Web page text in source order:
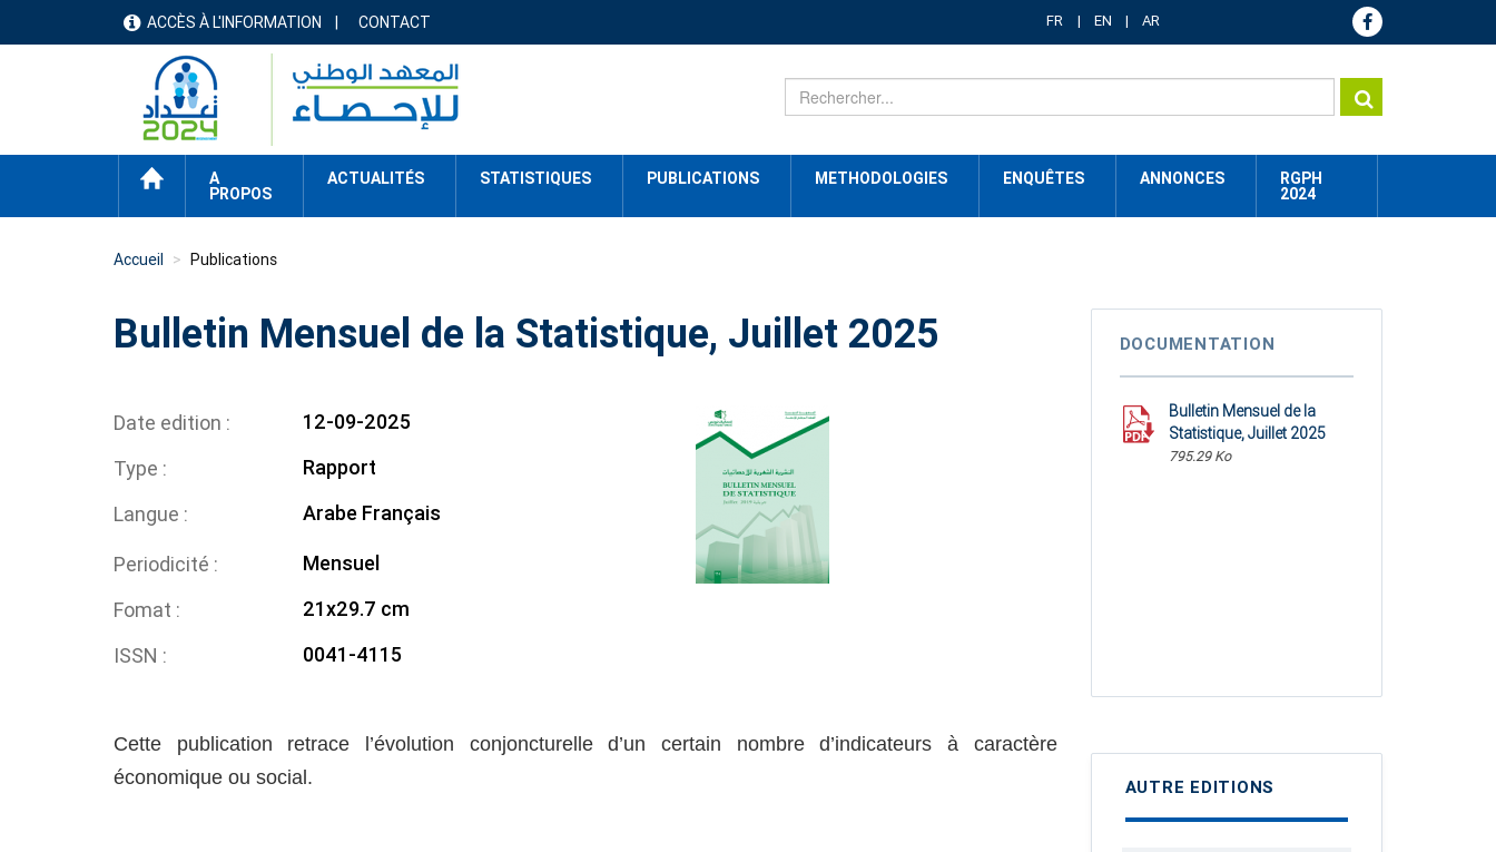
menu
header
ACCÈS À L'INFORMATION CONTACT FR EN AR
ACCUEIL
A
PROPOS
ACTUALITÉS STATISTIQUES PUBLICATIONS METHODOLOGIES ENQUÊTES ANNONCES
RGPH
2024
Accueil Publications
Bulletin Mensuel de la Statistique, Juillet 2025
Date edition
12-09-2025
Type
Rapport
Langue
Arabe Français
Periodicité
Mensuel
Fomat
21x29.7 cm
ISSN
0041-4115
Cette publication retrace l’évolution conjoncturelle d’un certain nombre d’indicateurs à caractère
économique ou social.
DOCUMENTATION
Bulletin Mensuel de la
Statistique, Juillet 2025
795.29 Ko
AUTRE EDITIONS